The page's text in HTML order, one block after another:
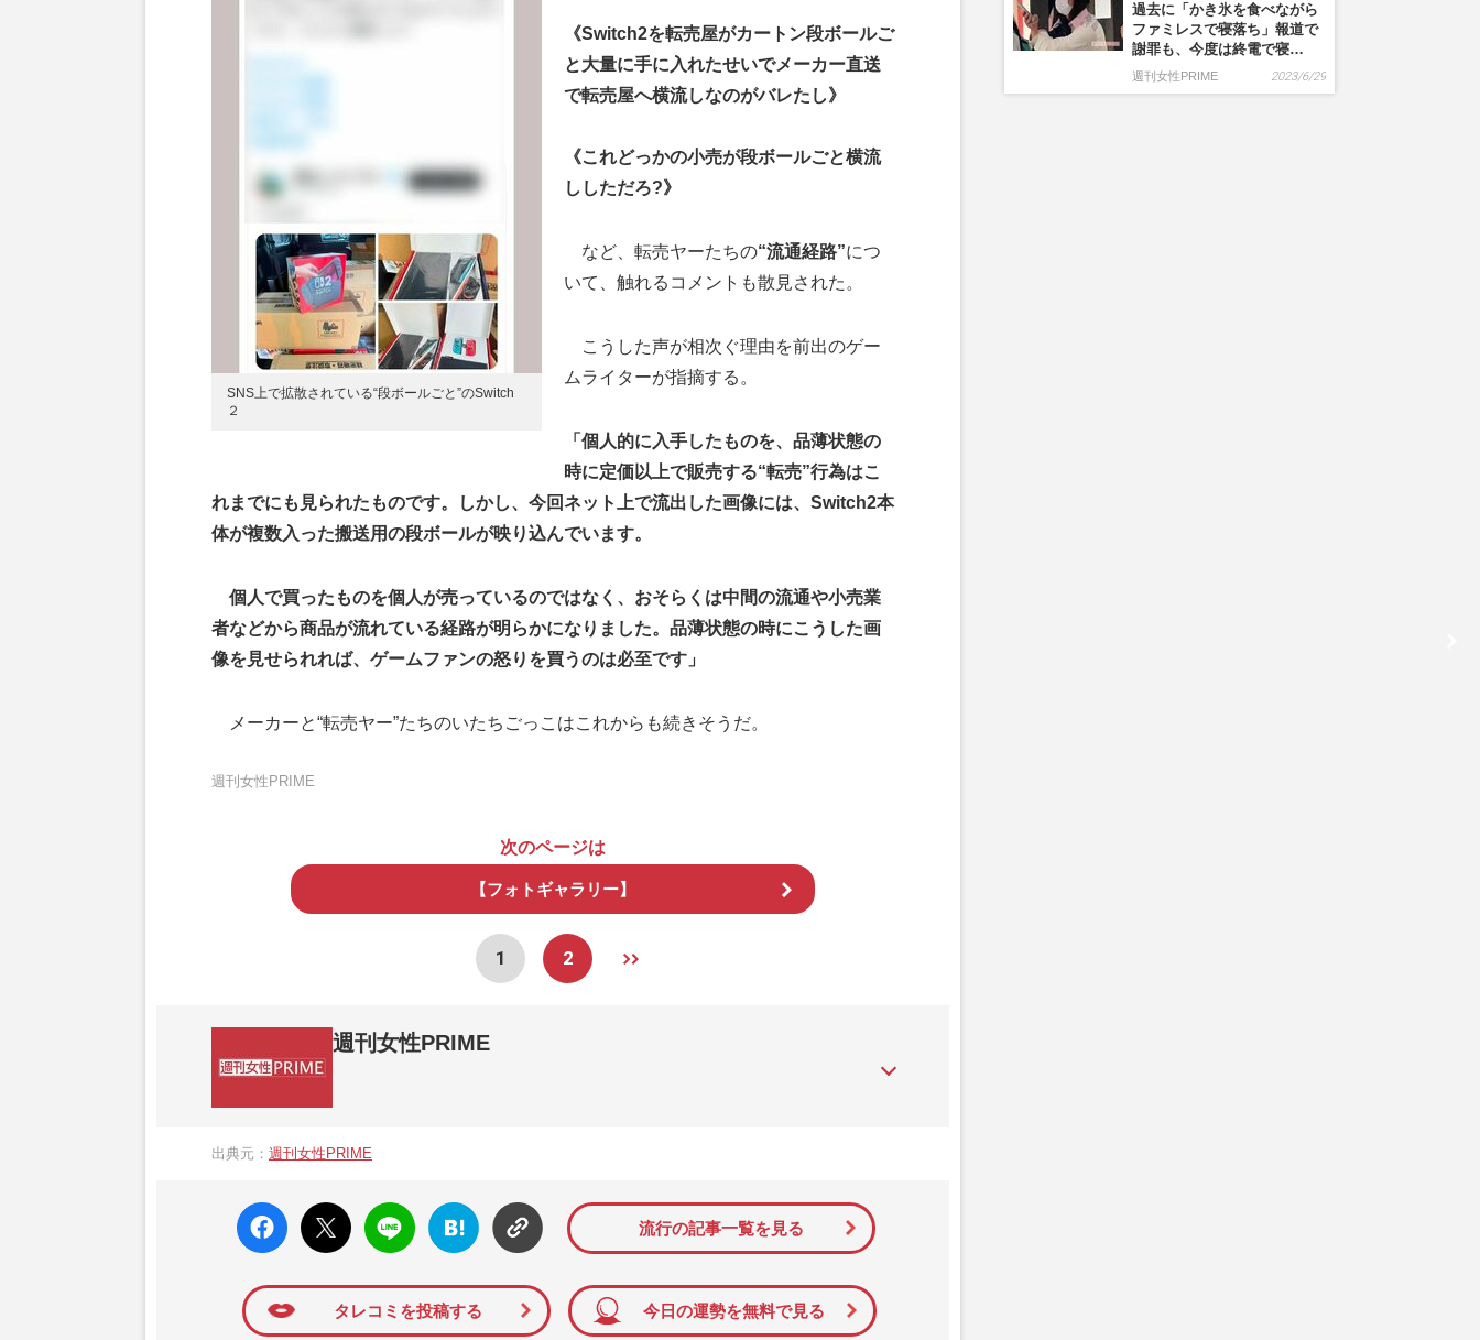
SNS上で拡散されている“段ボールごと”のSwitch
２
《Switch2を転売屋がカートン段ボールご
と大量に手に入れたせいでメーカー直送
で転売屋へ横流しなのがバレたし》
《これどっかの小売が段ボールごと横流
ししただろ?》
など、転売ヤーたちの“流通経路”につ
いて、触れるコメントも散見された。
こうした声が相次ぐ理由を前出のゲー
ムライターが指摘する。
「個人的に入手したものを、品薄状態の
時に定価以上で販売する“転売”行為はこ
れまでにも見られたものです。しかし、今回ネット上で流出した画像には、Switch2本
体が複数入った搬送用の段ボールが映り込んでいます。
個人で買ったものを個人が売っているのではなく、おそらくは中間の流通や小売業
者などから商品が流れている経路が明らかになりました。品薄状態の時にこうした画
像を見せられれば、ゲームファンの怒りを買うのは必至です」
メーカーと“転売ヤー”たちのいたちごっこはこれからも続きそうだ。
週刊女性PRIME
次のページは
【フォトギャラリー】
1 2
週刊女性PRIME
か、女性週刊誌『週刊女性』の誌面に掲載された記事から、インターネット利用者層にとって特に関心の
出典元： 週刊女性PRIME
faceboo
k いい
ね
X ポス
ト
LINE
はてな
ブック
マーク
流行の記事一覧を見る
タレコミを投稿する 今日の運勢を無料で見る
過去に「かき氷を食べながら
ファミレスで寝落ち」報道で
謝罪も、今度は終電で寝…
週刊女性PRIME 2023/6/29